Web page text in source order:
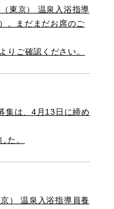
東京） 温泉入浴指導
。まだまだお席のご
りご確認ください。
集は、4月13日に締め
た。
） 温泉入浴指導員養